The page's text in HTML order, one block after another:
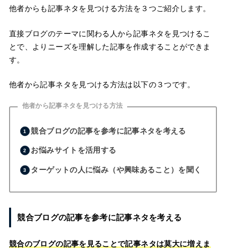
他者からも記事ネタを見つける方法を３つご紹介します。
直接ブログのテーマに関わる人から記事ネタを見つけるこ
とで、よりニーズを理解した記事を作成することができま
す。
他者から記事ネタを見つける方法は以下の３つです。
他者から記事ネタを見つける方法
競合ブログの記事を参考に記事ネタを考える
お悩みサイトを活用する
ターゲットの人に悩み（や興味あること）を聞く
競合ブログの記事を参考に記事ネタを考える
競合のブログの記事を見ることで記事ネタは莫大に増えま